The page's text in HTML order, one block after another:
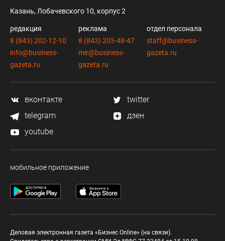
Казань, Лобачевского 10, корпус 2
редакция
8 (843) 202-12-10
info@business-
gazeta.ru
реклама
8 (843) 203-48-47
mir@business-
gazeta.ru
отдел персонала
staff@business-
gazeta.ru
вконтакте
twitter
telegram
дзен
youtube
мобильное приложение
Деловая электронная газета «Бизнес Online» (на связи).